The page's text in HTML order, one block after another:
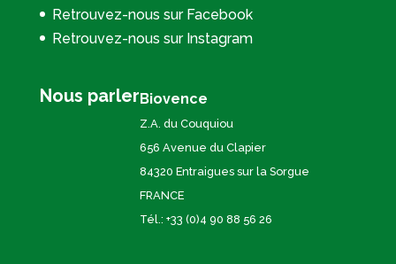
Retrouvez-nous sur Facebook
Retrouvez-nous sur Instagram
Nous parlerBiovence
Z.A. du Couquiou
656 Avenue du Clapier
84320 Entraigues sur la Sorgue
FRANCE
Tél.: +33 (0)4 90 88 56 26